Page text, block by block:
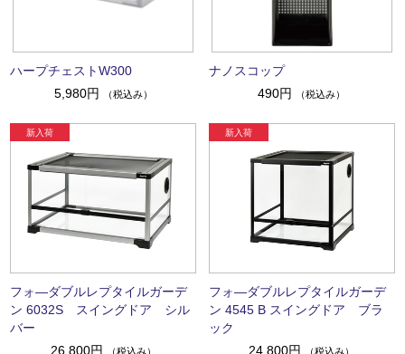
ハープチェストW300
5,980円
（税込み）
ナノスコップ
490円
（税込み）
フォ―ダブルレプタイルガーデ
ン 6032S スイングドア シル
バー
26,800円
（税込み）
フォ―ダブルレプタイルガーデ
ン 4545 B スイングドア ブラ
ック
24,800円
（税込み）